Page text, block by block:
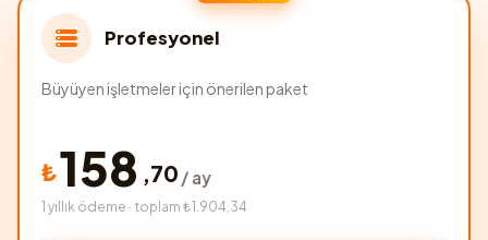
Profesyonel
Büyüyen işletmeler için önerilen paket
₺158 ,70 / ay
1 yıllık ödeme · toplam ₺1.904,34